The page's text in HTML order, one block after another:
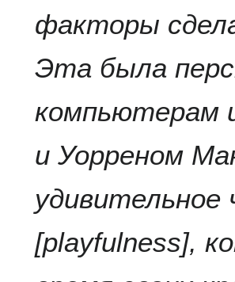
факторы
Эта была
компьютерам
и Уорреном
удивительное
[playfulness],